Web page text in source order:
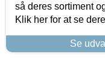
så deres sortiment
Klik her for at se
Se